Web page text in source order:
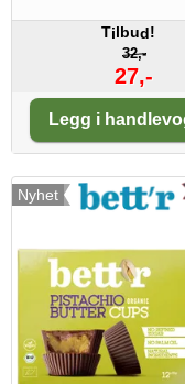
Tilbud!
32,-
27,-
Legg i
Nyhet